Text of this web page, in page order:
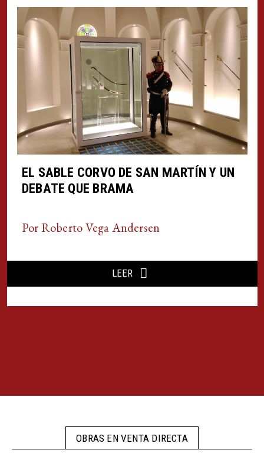
EL SABLE CORVO DE SAN MARTÍN Y UN
DEBATE QUE BRAMA
Por Roberto Vega Andersen
LEER
OBRAS EN VENTA DIRECTA